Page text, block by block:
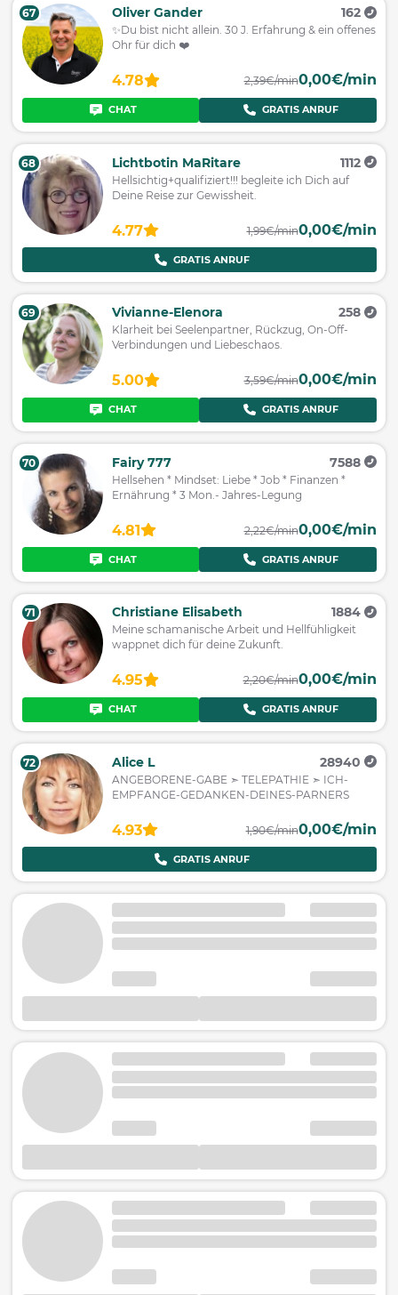
67 Oliver Gander 162
✨Du bist nicht allein. 30 J. Erfahrung & ein offenes
Ohr für dich ❤️
4.78 2,39€/min0,00€/min
CHAT GRATIS ANRUF
68 Lichtbotin MaRitare 1112
Hellsichtig+qualifiziert!!! begleite ich Dich auf
Deine Reise zur Gewissheit.
4.77 1,99€/min0,00€/min
GRATIS ANRUF
69 Vivianne-Elenora 258
Klarheit bei Seelenpartner, Rückzug, On-Off-
Verbindungen und Liebeschaos.
5.00 3,59€/min0,00€/min
CHAT GRATIS ANRUF
70 Fairy 777 7588
Hellsehen * Mindset: Liebe * Job * Finanzen *
Ernährung * 3 Mon.- Jahres-Legung
4.81 2,22€/min0,00€/min
CHAT GRATIS ANRUF
71 Christiane Elisabeth 1884
Meine schamanische Arbeit und Hellfühligkeit
wappnet dich für deine Zukunft.
4.95 2,20€/min0,00€/min
CHAT GRATIS ANRUF
72 Alice L 28940
ANGEBORENE-GABE ➣ TELEPATHIE ➣ ICH-
EMPFANGE-GEDANKEN-DEINES-PARNERS
4.93 1,90€/min0,00€/min
GRATIS ANRUF